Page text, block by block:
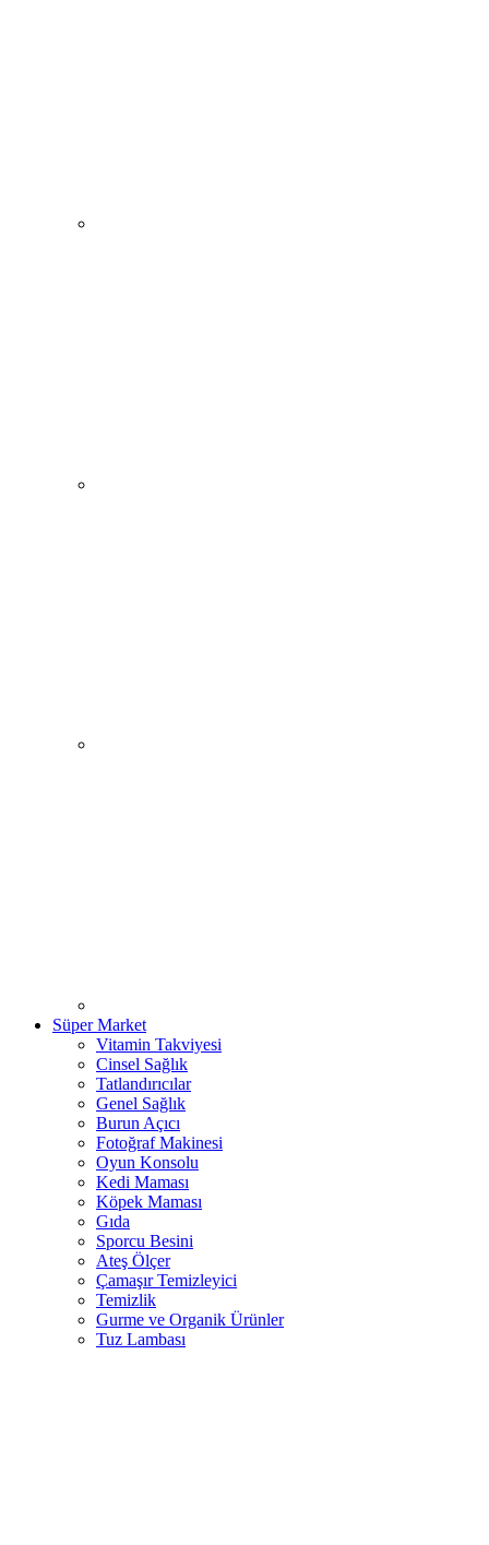
Süper Market
Vitamin Takviyesi
Cinsel Sağlık
Tatlandırıcılar
Genel Sağlık
Burun Açıcı
Fotoğraf Makinesi
Oyun Konsolu
Kedi Maması
Köpek Maması
Gıda
Sporcu Besini
Ateş Ölçer
Çamaşır Temizleyici
Temizlik
Gurme ve Organik Ürünler
Tuz Lambası